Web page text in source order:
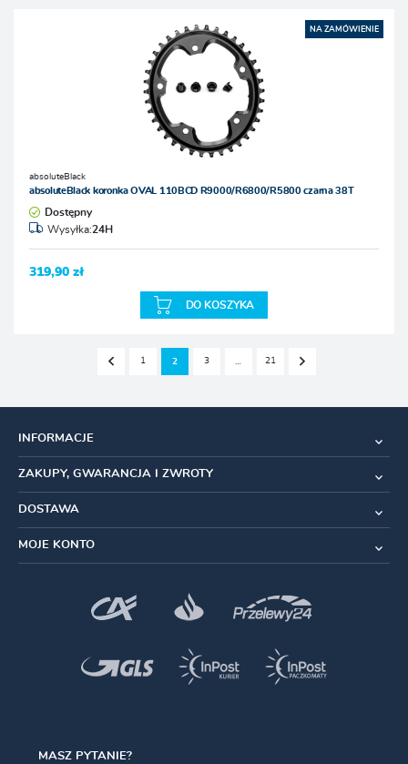
NA ZAMÓWIENIE
absoluteBlack
absoluteBlack koronka OVAL 110BCD R9000/R6800/R5800 czarna 38T
Dostępny
Wysyłka:24H
319,90 zł
DO KOSZYKA
1 2 3 21
INFORMACJE
ZAKUPY, GWARANCJA I ZWROTY
DOSTAWA
MOJE KONTO
MASZ PYTANIE?